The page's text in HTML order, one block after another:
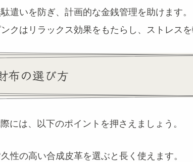
遣いを防ぎ、計画的な金銭管理を助けます。
ンクはリラックス効果をもたらし、ストレスを
布の選び方
には、以下のポイントを押さえましょう。
性の高い合成皮革を選ぶと長く使えます。